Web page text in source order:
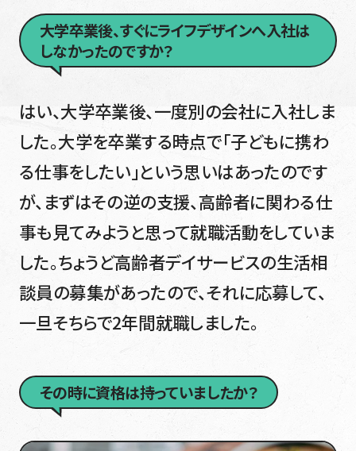
大学卒業後、すぐにライフデザインへ入社は
しなかったのですか？
はい、大学卒業後、一度別の会社に入社しま
した。大学を卒業する時点で「子どもに携わ
る仕事をしたい」という思いはあったのです
が、まずはその逆の支援、高齢者に関わる仕
事も見てみようと思って就職活動をしていま
した。ちょうど高齢者デイサービスの生活相
談員の募集があったので、それに応募して、
一旦そちらで2年間就職しました。
その時に資格は持っていましたか？